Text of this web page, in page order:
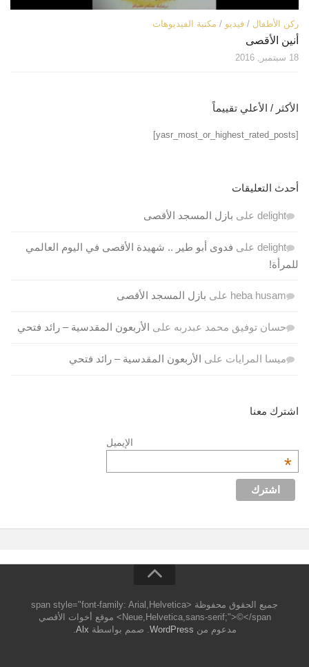
ركن الأطفال / فيديو / مكتبة الفيديوهات
أنين الأقصى
18 سبتمبر, 2016
الأكثر / الأعلي تقييماً
[yasr_most_or_highest_rated_posts]
أحدث التعليقات
delight على بازل المسجد الأقصى
delight على فدوى أبو طير .. شهيدة الأقصى في اليوم العالمي
للمرأة!
heba husam على بازل المسجد الأقصى
حسان توفيق محمد عبدربه على الأربعون المقدسية – رائد فتحي
ميسا المرايات على الأربعون المقدسية – رائد فتحي
اشترك معنا
الإيميل
*
جميع الحقوق محفوظة <span style="font-family: Arial,Helvetica
Neue,Helvetica,sans-serif;">©</span> موقع أخوات الأقصي
مدعوم من WordPress . صمم بواسطة Alx